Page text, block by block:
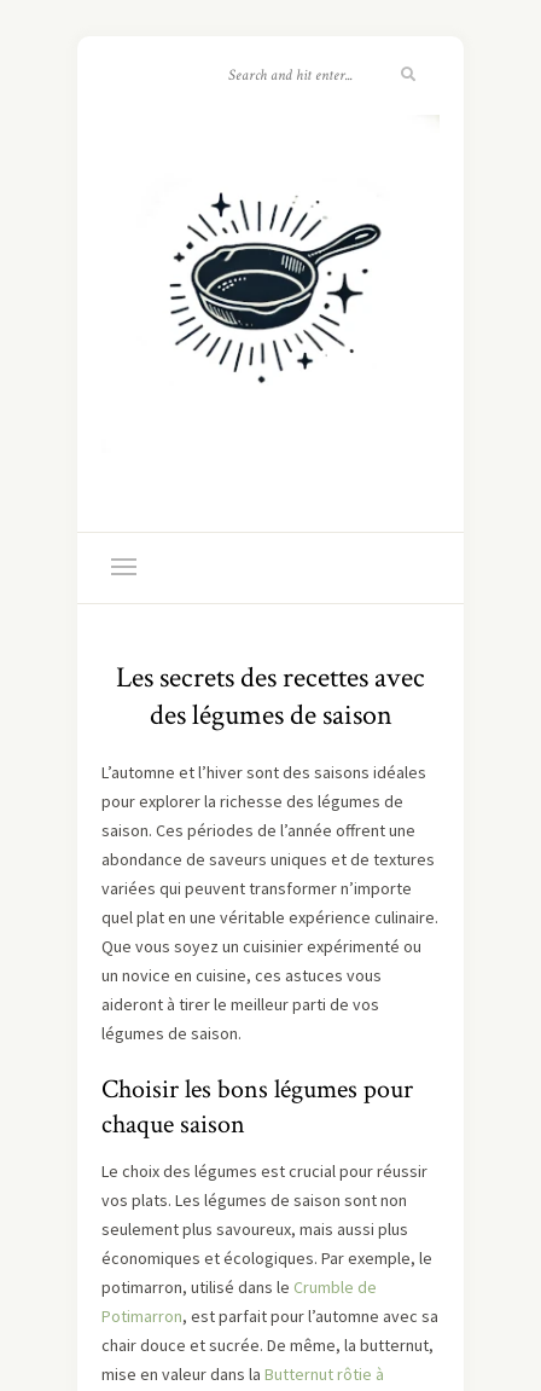
Les secrets des recettes avec
des légumes de saison
L’automne et l’hiver sont des saisons idéales
pour explorer la richesse des légumes de
saison. Ces périodes de l’année offrent une
abondance de saveurs uniques et de textures
variées qui peuvent transformer n’importe
quel plat en une véritable expérience culinaire.
Que vous soyez un cuisinier expérimenté ou
un novice en cuisine, ces astuces vous
aideront à tirer le meilleur parti de vos
légumes de saison.
Choisir les bons légumes pour
chaque saison
Le choix des légumes est crucial pour réussir
vos plats. Les légumes de saison sont non
seulement plus savoureux, mais aussi plus
économiques et écologiques. Par exemple, le
potimarron, utilisé dans le Crumble de
Potimarron, est parfait pour l’automne avec sa
chair douce et sucrée. De même, la butternut,
mise en valeur dans la Butternut rôtie à